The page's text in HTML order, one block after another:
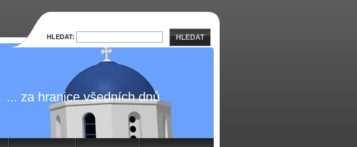
... za hranice všedních dnů
HLEDAT: HLEDAT